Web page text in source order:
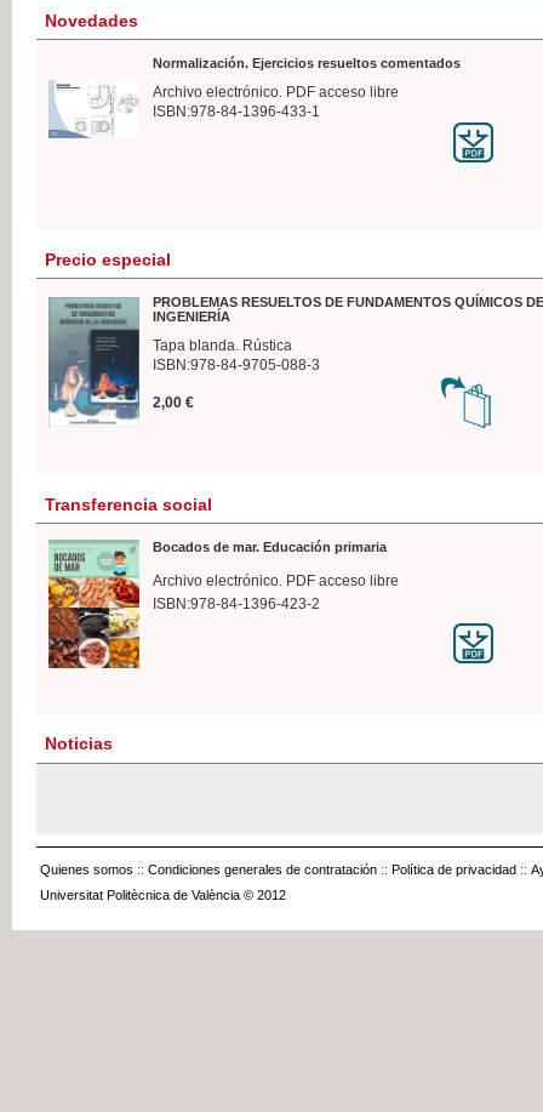
Novedades
Normalización. Ejercicios resueltos comentados
Archivo electrónico. PDF acceso libre
ISBN:978-84-1396-433-1
Precio especial
PROBLEMAS RESUELTOS DE FUNDAMENTOS QUÍMICOS
INGENIERÍA
Tapa blanda. Rústica
ISBN:978-84-9705-088-3
2,00 €
Transferencia social
Bocados de mar. Educación primaria
Archivo electrónico. PDF acceso libre
ISBN:978-84-1396-423-2
Noticias
Quienes somos :: Condiciones generales de contratación :: Política de privacidad ::
Universitat Politècnica de València © 2012